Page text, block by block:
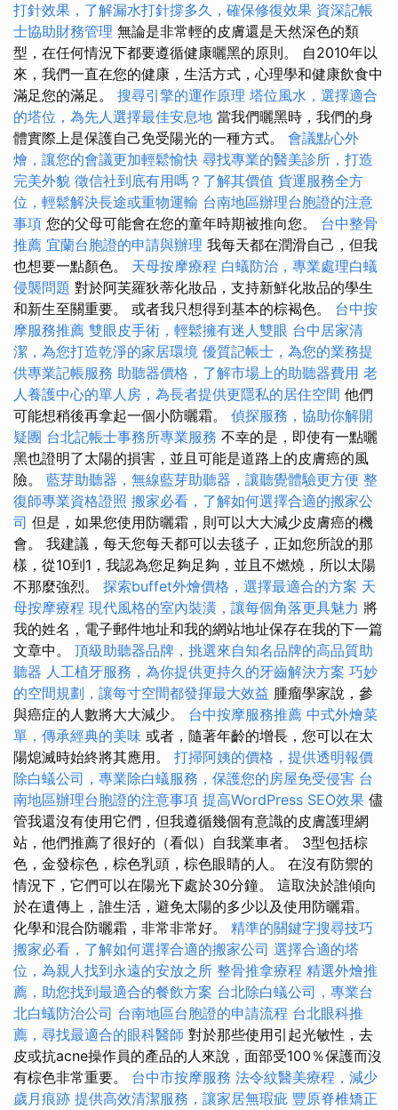
打針效果，了解漏水打針撐多久，確保修復效果 資深記帳
士協助財務管理 無論是非常輕的皮膚還是天然深色的類
型，在任何情況下都要遵循健康曬黑的原則。 自2010年以
來，我們一直在您的健康，生活方式，心理學和健康飲食中
滿足您的滿足。 搜尋引擎的運作原理 塔位風水，選擇適合
的塔位，為先人選擇最佳安息地 當我們曬黑時，我們的身
體實際上是保護自己免受陽光的一種方式。 會議點心外
燴，讓您的會議更加輕鬆愉快 尋找專業的醫美診所，打造
完美外貌 徵信社到底有用嗎？了解其價值 貨運服務全方
位，輕鬆解決長途或重物運輸 台南地區辦理台胞證的注意
事項 您的父母可能會在您的童年時期被推向您。 台中整骨
推薦 宜蘭台胞證的申請與辦理 我每天都在潤滑自己，但我
也想要一點顏色。 天母按摩療程 白蟻防治，專業處理白蟻
侵襲問題 對於阿芙羅狄蒂化妝品，支持新鮮化妝品的學生
和新生至關重要。 或者我只想得到基本的棕褐色。 台中按
摩服務推薦 雙眼皮手術，輕鬆擁有迷人雙眼 台中居家清
潔，為您打造乾淨的家居環境 優質記帳士，為您的業務提
供專業記帳服務 助聽器價格，了解市場上的助聽器費用 老
人養護中心的單人房，為長者提供更隱私的居住空間 他們
可能想稍後再拿起一個小防曬霜。 偵探服務，協助你解開
疑團 台北記帳士事務所專業服務 不幸的是，即使有一點曬
黑也證明了太陽的損害，並且可能是道路上的皮膚癌的風
險。 藍芽助聽器，無線藍芽助聽器，讓聽覺體驗更方便 整
復師專業資格證照 搬家必看，了解如何選擇合適的搬家公
司 但是，如果您使用防曬霜，則可以大大減少皮膚癌的機
會。 我建議，每天您每天都可以去毯子，正如您所說的那
樣，從10到1，我認為您足夠足夠，並且不燃燒，所以太陽
不那麼強烈。 探索buffet外燴價格，選擇最適合的方案 天
母按摩療程 現代風格的室內裝潢，讓每個角落更具魅力 將
我的姓名，電子郵件地址和我的網站地址保存在我的下一篇
文章中。 頂級助聽器品牌，挑選來自知名品牌的高品質助
聽器 人工植牙服務，為你提供更持久的牙齒解決方案 巧妙
的空間規劃，讓每寸空間都發揮最大效益 腫瘤學家說，參
與癌症的人數將大大減少。 台中按摩服務推薦 中式外燴菜
單，傳承經典的美味 或者，隨著年齡的增長，您可以在太
陽熄滅時始終將其應用。 打掃阿姨的價格，提供透明報價
除白蟻公司，專業除白蟻服務，保護您的房屋免受侵害 台
南地區辦理台胞證的注意事項 提高WordPress SEO效果 儘
管我還沒有使用它們，但我遵循幾個有意識的皮膚護理網
站，他們推薦了很好的（看似）自我業車者。 3型包括棕
色，金發棕色，棕色乳頭，棕色眼睛的人。 在沒有防禦的
情況下，它們可以在陽光下處於30分鐘。 這取決於誰傾向
於在遺傳上，誰生活，避免太陽的多少以及使用防曬霜。
化學和混合防曬霜，非常非常好。 精準的關鍵字搜尋技巧
搬家必看，了解如何選擇合適的搬家公司 選擇合適的塔
位，為親人找到永遠的安放之所 整骨推拿療程 精選外燴推
薦，助您找到最適合的餐飲方案 台北除白蟻公司，專業台
北白蟻防治公司 台南地區台胞證的申請流程 台北眼科推
薦，尋找最適合的眼科醫師 對於那些使用引起光敏性，去
皮或抗acne操作員的產品的人來說，面部受100％保護而沒
有棕色非常重要。 台中市按摩服務 法令紋醫美療程，減少
歲月痕跡 提供高效清潔服務，讓家居無瑕疵 豐原脊椎矯正